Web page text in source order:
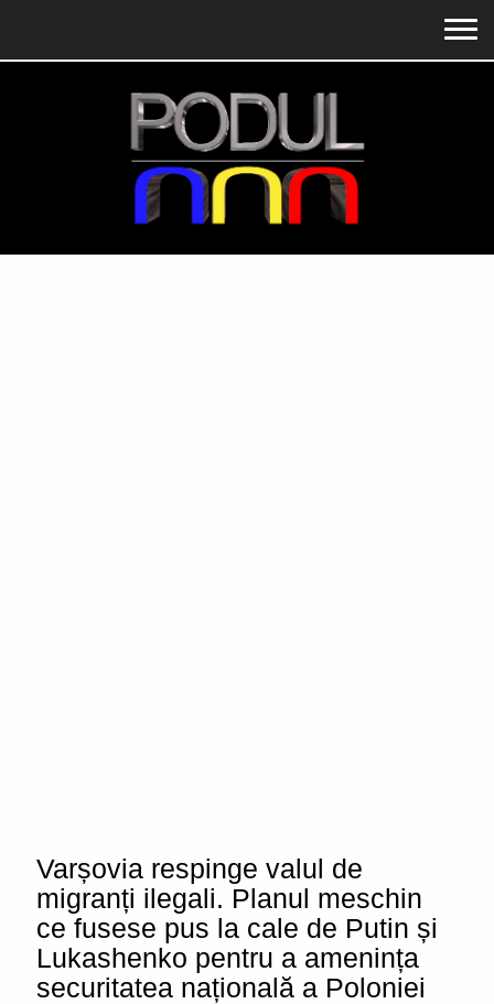
Varșovia respinge valul de
migranți ilegali. Planul meschin
ce fusese pus la cale de Putin și
Lukashenko pentru a amenința
securitatea națională a Poloniei